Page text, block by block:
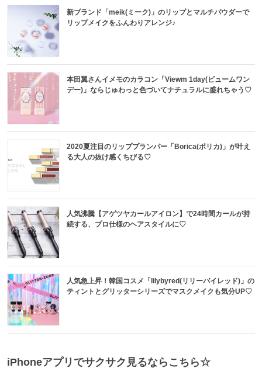
新ブランド「meik(ミーク)」のリップとマルチパウダーで
リップメイクをふんわりアレンジ♪
本田翼さんイメモのカラコン「Viewm 1day(ビュームワン
デー)」ならじゅわっと色づいてナチュラルに盛れちゃう♡
2020夏注目のリッププランパー「Borica(ボリカ)」が叶え
る大人の抜け感くちびる♡
人気沸騰【アゲツヤカールアイロン】で24時間カールが持
続する、プロ仕様のヘアスタイルに♡
人気急上昇！韓国コスメ「lilybyred(リリーバイレッド)」の
ティントとグリッターシリーズでマスクメイクも気分UP♡
iPhoneアプリでサクサク見るならこちら☆